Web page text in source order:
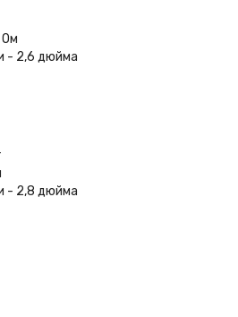
⁣⁣⠀
- 2,6 дюйма ⁣⁣⠀
- 2,8 дюйма ⁣⁣⠀